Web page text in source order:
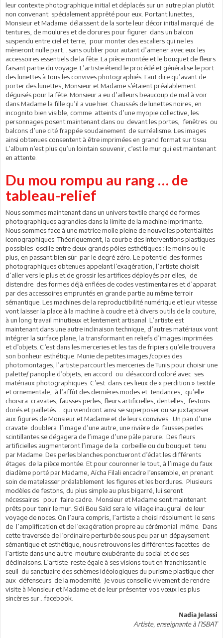
leur contexte photographique initial et déplacés sur un autre plan plutôt
non convenant spécialement apprêté pour eux. Portant lunettes,
Monsieur et Madame délaissent de la sorte leur décor initial marqué de
tentures, de moulures et de dorures pour figurer dans un balcon
suspendu entre ciel et terre, pour monter des escaliers qui ne les
mèneront nulle part… sans oublier pour autant d’amener avec eux les
accessoires essentiels de la fête. La pièce montée et le bouquet de fleurs
faisant partie du voyage. L’artiste étend le procédé et généralise le port
des lunettes à tous les convives photographiés. Faut dire qu’avant de
porter des lunettes, Monsieur et Madame s’étaient préalablement
déguisés pour la fête. Monsieur a eu d’ailleurs beaucoup de mal à voir
dans Madame la fille qu’il a vue hier. Chaussés de lunettes noires, en
incognito bien visible, comme atteints d’une myopie collective, les
personnages posent maintenant dans ou devant les portes, fenêtres ou
balcons d’une cité frappée soudainement de surréalisme. Les images
ainsi obtenues consentent à être imprimées en grand format sur tissu.
L’album n’est plus qu’un lointain souvenir, c’est le mur qui est maintenant
en attente.
Du mou rompu au rang … de
tableau-relief
Nous sommes maintenant dans un univers textile chargé de formes
photographiques agrandies dans la limite de la machine imprimante.
Nous sommes face à une matrice molle pleine de nouvelles potentialités
iconographiques. Théoriquement, la courbe des interventions plastiques
possibles oscille entre deux grands pôles esthétiques : le moins ou le
plus, en passant bien sûr par le degré zéro. Le potentiel des formes
photographiques obtenues appelant l’exagération, l’artiste choisit
d’aller vers le plus et de grossir les artifices déployés par elles, de
distendre des formes déjà enflées de codes vestimentaires et d’apparat
par des accessoires empruntés en grande partie au même terroir
sémantique. Les machines de la reproductibilité numérique et leur vitesse
vont laisser la place à la machine à coudre et à divers outils de la couture,
à un long travail minutieux et lentement artisanal. L’artiste est
maintenant dans une autre inclinaison technique, d’autres matériaux vont
intégrer la surface plane, la transformant en reliefs d’images imprimées
et d’objets. C’est dans les merceries et les tas de fripiers qu’elle trouvera
son bonheur esthétique. Munie de petites images /copies des
photomontages, l’artiste parcourt les merceries de Tunis pour choisir une
palette/ panoplie d’objets, en accord ou désaccord coloré avec ses
matériaux photographiques. C’est dans ces lieux de « perdition » textile
et ornementale, à l’affût des dernières modes et tendances, qu’elle
choisira cravates, fausses perles, fleurs artificielles, dentelles, festons
dorés et pailletés … qui viendront ainsi se superposer ou se juxtaposer
aux figures de Monsieur et Madame et de leurs convives. Un pan d’une
cravate doublera l’image d’une autre, une rivière de fausses perles
scintillantes se dégagera de l’image d’une pâle parure. Des fleurs
artificielles augmenteront l’image de la corbeille ou du bouquet tenu
par Madame. Des perles blanches ponctueront d’éclat les différents
étages de la pièce montée. Et pour couronner le tout, à l’image du faux
diadème porté par Madame, Aïcha Filali encadre l’ensemble, en prenant
soin de matelasser préalablement les figures et les bordures. Plusieurs
modèles de festons, du plus simple au plus bigarré, lui seront
nécessaires pour faire cadre. Monsieur et Madame sont maintenant
prêts pour tenir le mur. Sidi Bou Saïd sera le village inaugural de leur
voyage de noces. On l’aura compris, l’artiste a choisi résolument le sens
de l’amplification et de l’exagération propre au cérémonial même. Dans
cette traversée de l’ordinaire perturbée sous peu par un dépaysement
sémantique et esthétique, nous retrouvons les différentes facettes de
l’artiste dans une autre mouture exubérante du social et de ses
déclinaisons. L’artiste reste égale à ses visions tout en franchissant le
seuil du sanctuaire des schèmes idéologiques du purisme plastique cher
aux défenseurs de la modernité. Je vous conseille vivement de rendre
visite à Monsieur et Madame et de leur présenter vos vœux les plus
sincères sur...facebook.
Nadia Jelassi
Artiste, enseignante à l’ISBAT